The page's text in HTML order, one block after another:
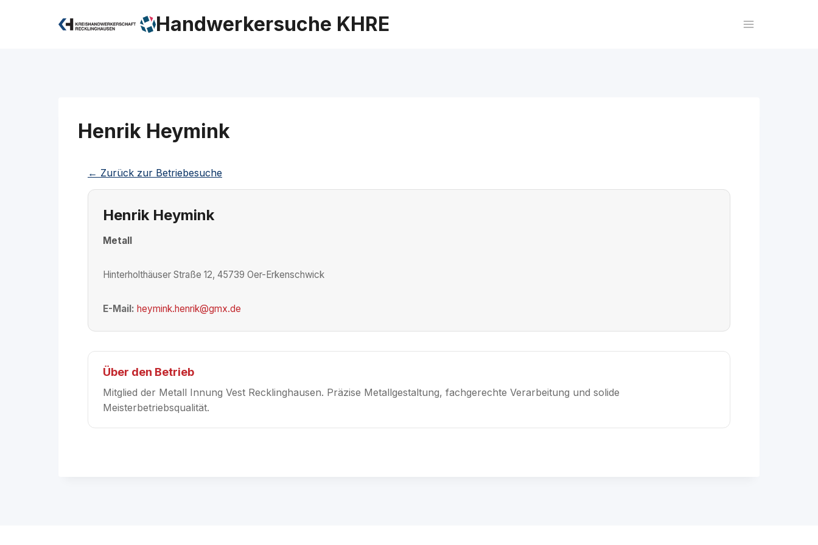
Handwerkersuche KHRE
Henrik Heymink
← Zurück zur Betriebesuche
Henrik Heymink
Metall
Hinterholthäuser Straße 12, 45739 Oer-Erkenschwick
E-Mail: heymink.henrik@gmx.de
Über den Betrieb
Mitglied der Metall Innung Vest Recklinghausen. Präzise Metallgestaltung, fachgerechte Verarbeitung und solide
Meisterbetriebsqualität.